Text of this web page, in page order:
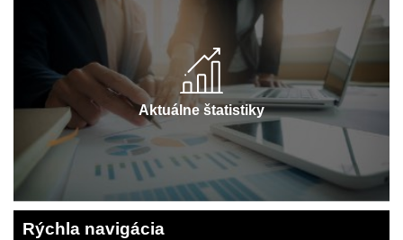
Aktuálne štatistiky
Rýchla navigácia